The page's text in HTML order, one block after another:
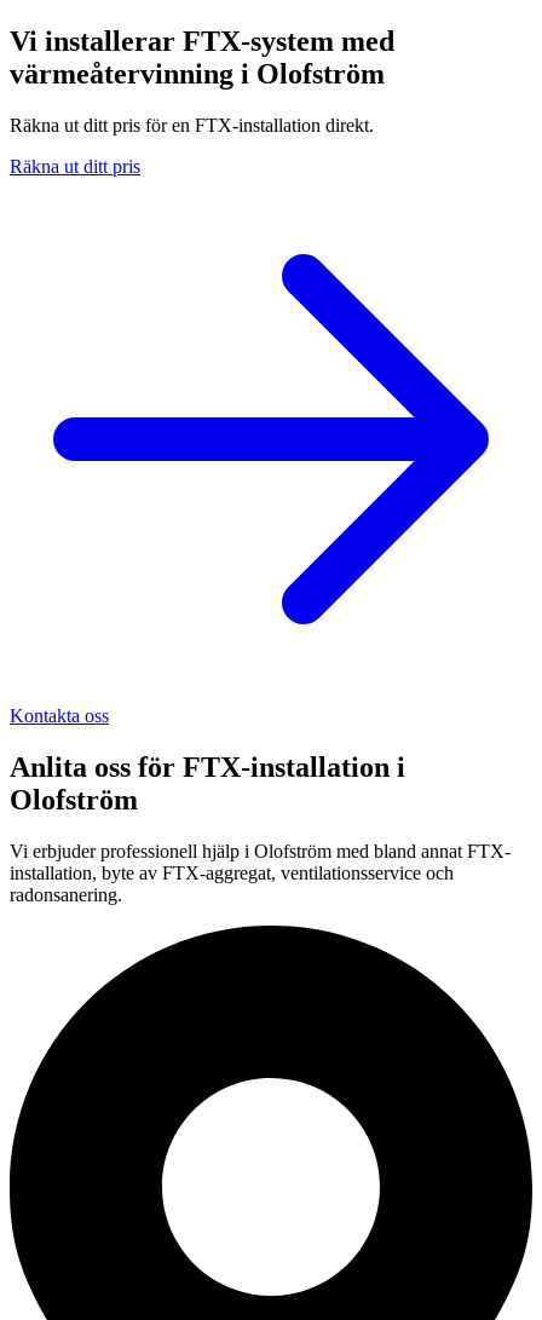
Vi installerar FTX-system med
värmeåtervinning i Olofström
Räkna ut ditt pris för en FTX-installation direkt.
Räkna ut ditt pris
Kontakta oss
Anlita oss för FTX-installation i
Olofström
Vi erbjuder professionell hjälp i Olofström med bland annat FTX-
installation, byte av FTX-aggregat, ventilationsservice och
radonsanering.